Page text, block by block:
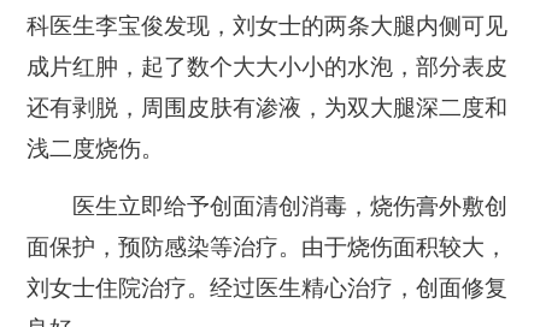
科医生李宝俊发现，刘女士的两条大腿内侧可见
成片红肿，起了数个大大小小的水泡，部分表皮
还有剥脱，周围皮肤有渗液，为双大腿深二度和
浅二度烧伤。
医生立即给予创面清创消毒，烧伤膏外敷创
面保护，预防感染等治疗。由于烧伤面积较大，
刘女士住院治疗。经过医生精心治疗，创面修复